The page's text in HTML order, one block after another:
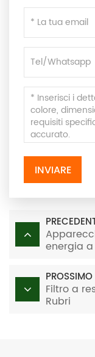
INVIARE
energia
PROSSIMO
Filtro a
Rubri